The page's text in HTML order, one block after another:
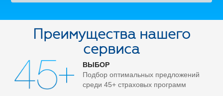
Преимущества нашего
сервиса
ВЫБОР
Подбор оптимальных предложений
среди 45+ страховых программ